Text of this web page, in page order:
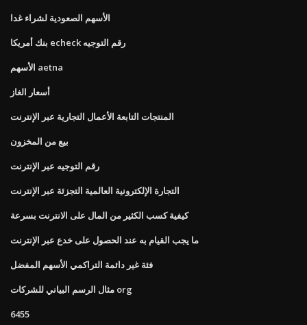
الأسهم الصعودية لشراء غدا
بنك أمريكا echeck رقم التوجيه
الأسهم aetna
أسعار الغاز
المنتجات التابعة الأعمال التجارية عبر الإنترنت
بيع من المخزون
رقم التوجيه عبر الإنترنت
التجارة الإلكترونية العالمية التجزئة عبر الإنترنت
كيفية كسب الكثير من المال على الانترنت بسرعة
ما يجب القيام به عند الحصول على خدع عبر الإنترنت
فئة غير دائمة التراكمي الأسهم المفضل
مثال الرسم البياني للشركات org
6455